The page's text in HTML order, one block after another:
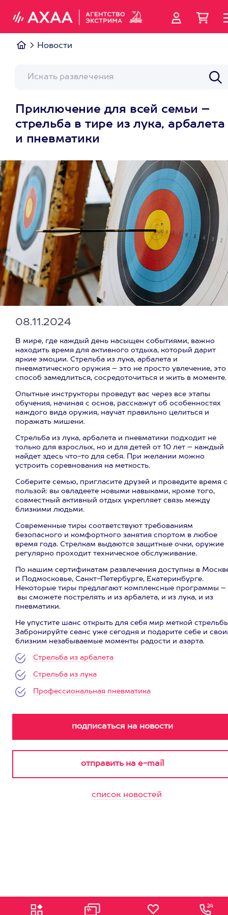
Новости
Приключение для всей семьи –
стрельба в тире из лука, арбалета
и пневматики
08.11.2024
В мире, где каждый день насыщен событиями, важно
находить время для активного отдыха, который дарит
яркие эмоции. Стрельба из лука, арбалета и
пневматического оружия – это не просто увлечение, это
способ замедлиться, сосредоточиться и жить в моменте.
Опытные инструкторы проведут вас через все этапы
обучения, начиная с основ, расскажут об особенностях
каждого вида оружия, научат правильно целиться и
поражать мишени.
Стрельба из лука, арбалета и пневматики подходит не
только для взрослых, но и для детей от 10 лет – каждый
найдет здесь что-то для себя. При желании можно
устроить соревнования на меткость.
Соберите семью, пригласите друзей и проведите время с
пользой: вы овладеете новыми навыками, кроме того,
совместный активный отдых укрепляет связь между
близкими людьми.
Современные тиры соответствуют требованиям
безопасного и комфортного занятия спортом в любое
время года. Стрелкам выдаются защитные очки, оружие
регулярно проходит техническое обслуживание.
По нашим сертификатам развлечения доступны в
и Подмосковье, Санкт-Петербурге, Екатеринбурге.
Некоторые тиры предлагают комплексные программы –
вы сможете пострелять и из арбалета, и из лука, и из
пневматики.
Не упустите шанс открыть для себя мир меткой
Забронируйте сеанс уже сегодня и подарите себе и
близким незабываемые моменты радости и азарта.
Стрельба из арбалета
Стрельба из лука
Профессиональная пневматика
список новостей